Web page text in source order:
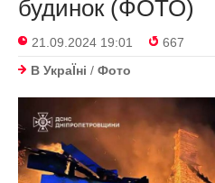
будинок (ФОТО)
21.09.2024 19:01
667
В УкраЇнi / Фото